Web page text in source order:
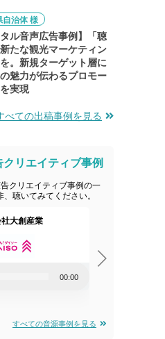
自治体 様
タル音声広告事例】「聴
たな観光マーケティン
。新規ターゲット層に
魅力が伝わるプロモー
実現
べての出稿事例を見る
リエイティブ事例
クリエイティブ事例の一
聴いてみてください。
大創産業
00:00
すべての音源事例を見る